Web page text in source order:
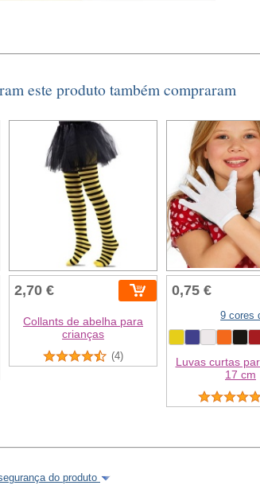
este produto também compraram
2,70 €
Collants de abelha para
crianças
(4)
0,75 €
9 cores
Luvas curtas
17 cm
do produto